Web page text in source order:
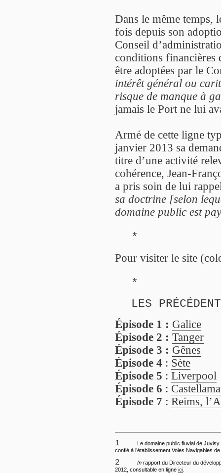
Dans le même temps,
fois depuis son
Conseil
conditions financières
être adoptées par le
intérêt général ou
risque de manque à
jamais le Port ne lui
Armé de cette ligne
janvier 2013 sa
titre d’une activité
cohérence, Jean-
a pris soin de lui
sa doctrine [selon
domaine public est
*
Pour visiter le site
*
LES
Épisode 1 : Galice
Épisode 2 : Tanger
Épisode 3 : Gênes
Épisode 4 : Sète
Épisode 5 : Liverpool
Épisode 6 :
Épisode 7 : Reims,
1
Le domaine public fluvial de
confié à l’établissement Voies Navigables
2 In rapport du Directeur du
2012, consultable en ligne ici